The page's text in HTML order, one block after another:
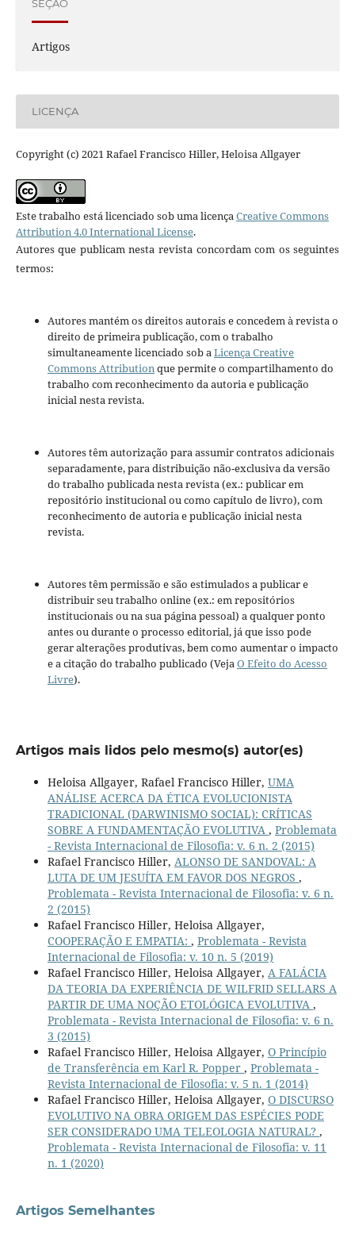
SEÇÃO
Artigos
LICENÇA
Copyright (c) 2021 Rafael Francisco Hiller, Heloisa Allgayer
Este trabalho está licenciado sob uma licençaCreative Commons
Attribution 4.0 International License.
Autores que publicam nesta revista concordam com os seguintes
termos:
Autores mantém os direitos autorais e concedem à revista o
direito de primeira publicação, com o trabalho
simultaneamente licenciado sob aLicença Creative
Commons Attributionque permite o compartilhamento do
trabalho com reconhecimento da autoria e publicação
inicial nesta revista.
Autores têm autorização para assumir contratos adicionais
separadamente, para distribuição não-exclusiva da versão
do trabalho publicada nesta revista (ex.: publicar em
repositório institucional ou como capítulo de livro), com
reconhecimento de autoria e publicação inicial nesta
revista.
Autores têm permissão e são estimulados a publicar e
distribuir seu trabalho online (ex.: em repositórios
institucionais ou na sua página pessoal) a qualquer ponto
antes ou durante o processo editorial, já que isso pode
gerar alterações produtivas, bem como aumentar o impacto
e a citação do trabalho publicado (VejaO Efeito do Acesso
Livre).
Artigos mais lidos pelo mesmo(s) autor(es)
Heloisa Allgayer, Rafael Francisco Hiller, UMA
ANÁLISE ACERCA DA ÉTICA EVOLUCIONISTA
TRADICIONAL (DARWINISMO SOCIAL): CRÍTICAS
SOBRE A FUNDAMENTAÇÃO EVOLUTIVA , Problemata
- Revista Internacional de Filosofia: v. 6 n. 2 (2015)
Rafael Francisco Hiller, ALONSO DE SANDOVAL: A
LUTA DE UM JESUÍTA EM FAVOR DOS NEGROS ,
Problemata - Revista Internacional de Filosofia: v. 6 n.
2 (2015)
Rafael Francisco Hiller, Heloisa Allgayer,
COOPERAÇÃO E EMPATIA: , Problemata - Revista
Internacional de Filosofia: v. 10 n. 5 (2019)
Rafael Francisco Hiller, Heloisa Allgayer, A FALÁCIA
DA TEORIA DA EXPERIÊNCIA DE WILFRID SELLARS A
PARTIR DE UMA NOÇÃO ETOLÓGICA EVOLUTIVA ,
Problemata - Revista Internacional de Filosofia: v. 6 n.
3 (2015)
Rafael Francisco Hiller, Heloisa Allgayer, O Princípio
de Transferência em Karl R. Popper , Problemata -
Revista Internacional de Filosofia: v. 5 n. 1 (2014)
Rafael Francisco Hiller, Heloisa Allgayer, O DISCURSO
EVOLUTIVO NA OBRA ORIGEM DAS ESPÉCIES PODE
SER CONSIDERADO UMA TELEOLOGIA NATURAL? ,
Problemata - Revista Internacional de Filosofia: v. 11
n. 1 (2020)
Artigos Semelhantes